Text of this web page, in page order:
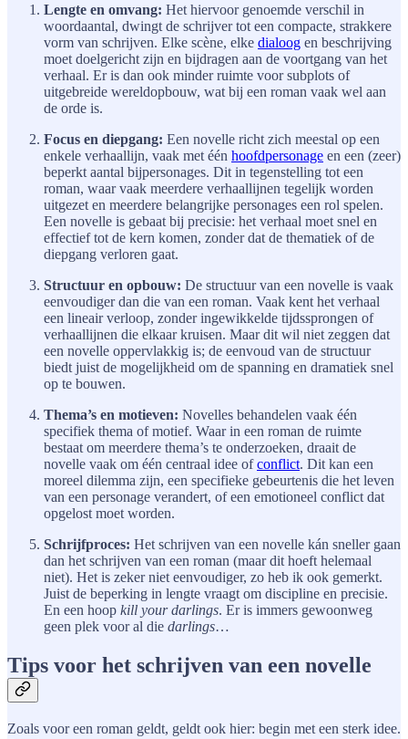
Lengte en omvang: Het hiervoor genoemde verschil in
woordaantal, dwingt de schrijver tot een compacte, strakkere
vorm van schrijven. Elke scène, elke dialoog en beschrijving
moet doelgericht zijn en bijdragen aan de voortgang van het
verhaal. Er is dan ook minder ruimte voor subplots of
uitgebreide wereldopbouw, wat bij een roman vaak wel aan
de orde is.
Focus en diepgang: Een novelle richt zich meestal op een
enkele verhaallijn, vaak met één hoofdpersonage en een (zeer)
beperkt aantal bijpersonages. Dit in tegenstelling tot een
roman, waar vaak meerdere verhaallijnen tegelijk worden
uitgezet en meerdere belangrijke personages een rol spelen.
Een novelle is gebaat bij precisie: het verhaal moet snel en
effectief tot de kern komen, zonder dat de thematiek of de
diepgang verloren gaat.
Structuur en opbouw: De structuur van een novelle is vaak
eenvoudiger dan die van een roman. Vaak kent het verhaal
een lineair verloop, zonder ingewikkelde tijdssprongen of
verhaallijnen die elkaar kruisen. Maar dit wil niet zeggen dat
een novelle oppervlakkig is; de eenvoud van de structuur
biedt juist de mogelijkheid om de spanning en dramatiek snel
op te bouwen.
Thema’s en motieven: Novelles behandelen vaak één
specifiek thema of motief. Waar in een roman de ruimte
bestaat om meerdere thema’s te onderzoeken, draait de
novelle vaak om één centraal idee ofconflict. Dit kan een
moreel dilemma zijn, een specifieke gebeurtenis die het leven
van een personage verandert, of een emotioneel conflict dat
opgelost moet worden.
Schrijfproces: Het schrijven van een novelle kán sneller gaan
dan het schrijven van een roman (maar dit hoeft helemaal
niet). Het is zeker niet eenvoudiger, zo heb ik ook gemerkt.
Juist de beperking in lengte vraagt om discipline en precisie.
En een hoop kill your darlings. Er is immers gewoonweg
geen plek voor al die darlings…
Tips voor het schrijven van een novelle
Zoals voor een roman geldt, geldt ook hier: begin met een sterk idee.